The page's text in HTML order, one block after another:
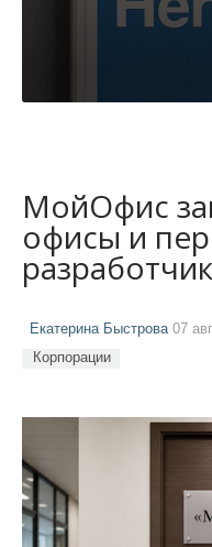
МойОфис
офисы и
Екатерина Быстрова07
Корпорации